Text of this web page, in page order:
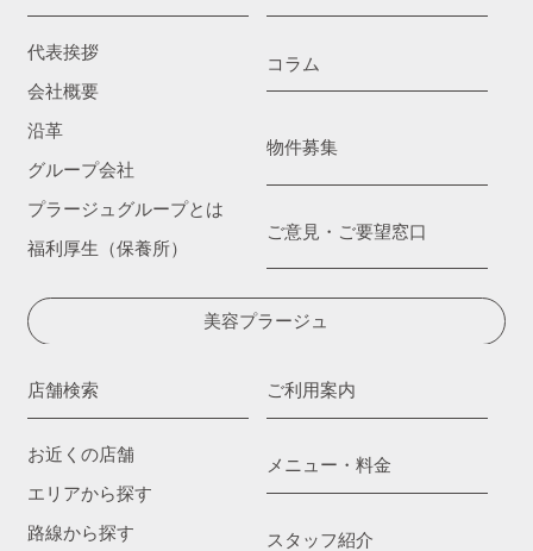
代表挨拶
会社概要
沿革
グループ会社
プラージュグループとは
福利厚生（保養所）
コラム
物件募集
ご意見・ご要望窓口
美容プラージュ
店舗検索
お近くの店舗
エリアから探す
路線から探す
ご利用案内
メニュー・料金
スタッフ紹介